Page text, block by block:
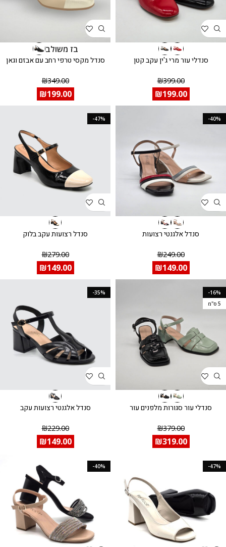
סנדלי עור מרי ג'ין עקב קטן
₪399.00
₪199.00
בז משולב
סנדל מקסי טרפי רחב עם אבזם וגאן
₪349.00
₪199.00
-40%
סנדל אלגנטי רצועות
₪249.00
₪149.00
-47%
סנדל רצועות עקב בלוק
₪279.00
₪149.00
-16%
5 ס"מ
סנדלי עור סגורות מלפנים עור
₪379.00
₪319.00
-35%
סנדל אלגנטי רצועות עקב
₪229.00
₪149.00
-47%
-40%